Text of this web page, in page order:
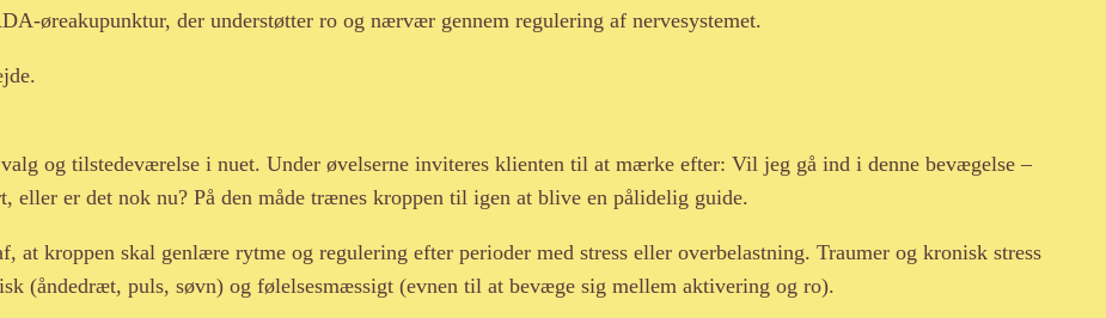
øreakupunktur, der understøtter ro og nærvær gennem regulering af nervesystemet.
og tilstedeværelse i nuet. Under øvelserne inviteres klienten til at mærke efter: Vil jeg gå ind i denne bevægelse –
eller er det nok nu? På den måde trænes kroppen til igen at blive en pålidelig guide.
at kroppen skal genlære rytme og regulering efter perioder med stress eller overbelastning. Traumer og kronisk stress
(åndedræt, puls, søvn) og følelsesmæssigt (evnen til at bevæge sig mellem aktivering og ro).